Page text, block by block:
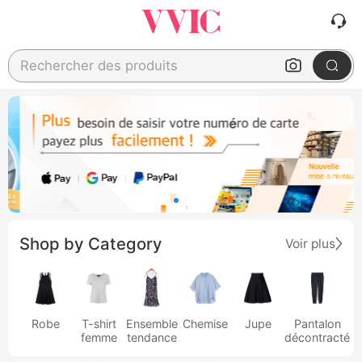
Rechercher des produits
Shop by Category Voir plus
Robe
T-shirt
femme
Ensemble
tendance
Chemise Jupe
Pantalon
décontracté